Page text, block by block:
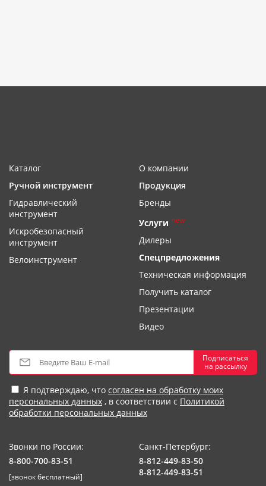
Каталог
Ручной инструмент
Гидравлический
инструмент
Искробезопасный
инструмент
Велоинструмент
О компании
Продукция
Бренды
Услуги new
Дилеры
Спецпредложения
Техническая информация
Получить каталог
Презентации
Видео
Подписаться
на рассылку
Я подтверждаю, что согласен на обработку моих
персональных данных , в соответствии с Политикой
обработки персональных данных
Звонки по России:
8-800-700-83-51
[звонок бесплатный]
Санкт-Петербург:
8-812-449-83-50
8-812-449-83-51